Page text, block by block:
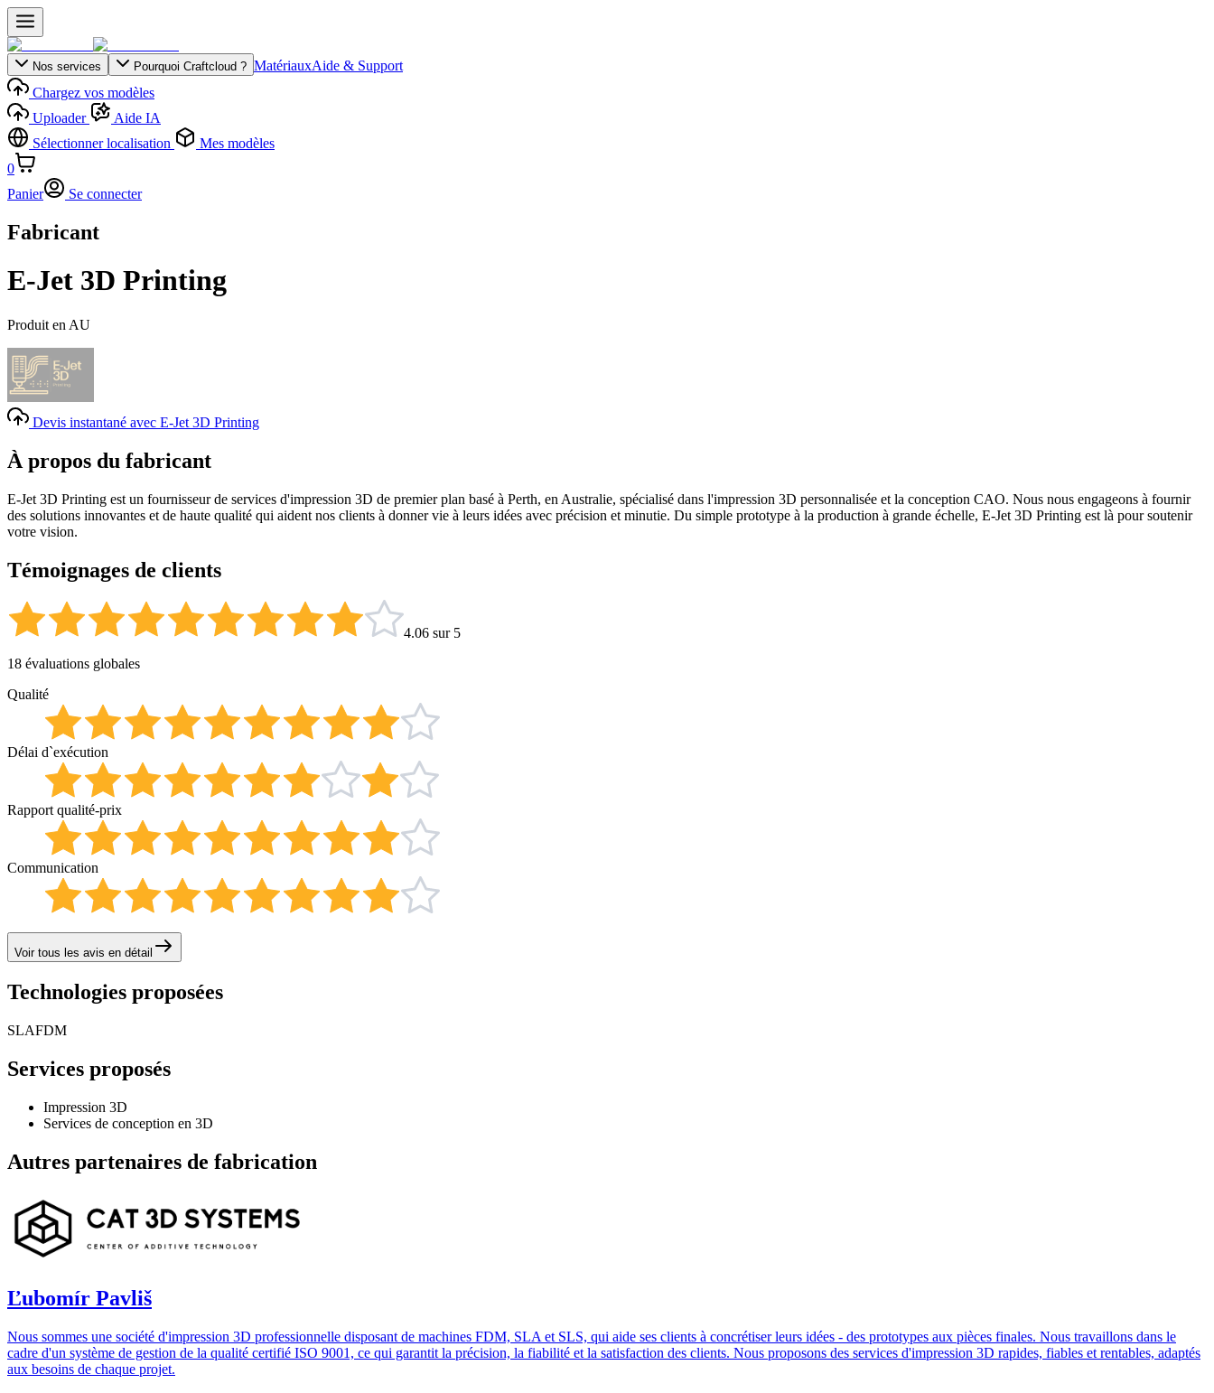
Nos services Pourquoi Craftcloud ? MatériauxAide & Support
Chargez vos modèles
Uploader
Aide IA
Sélectionner localisation
Mes modèles
0
Panier
Se connecter
Fabricant
E-Jet 3D Printing
Produit en AU
Devis instantané avec E-Jet 3D Printing
À propos du fabricant
E-Jet 3D Printing est un fournisseur de services d'impression 3D de premier plan basé à Perth, en Australie, spécialisé dans l'impression 3D personnalisée et la conception CAO. Nous nous engageons à fournir
des solutions innovantes et de haute qualité qui aident nos clients à donner vie à leurs idées avec précision et minutie. Du simple prototype à la production à grande échelle, E-Jet 3D Printing est là pour soutenir
votre vision.
Témoignages de clients
4.06 sur 5
18 évaluations globales
Qualité
Délai d`exécution
Rapport qualité-prix
Communication
Voir tous les avis en détail
Technologies proposées
SLAFDM
Services proposés
Impression 3D
Services de conception en 3D
Autres partenaires de fabrication
Ľubomír Pavliš
Nous sommes une société d'impression 3D professionnelle disposant de machines FDM, SLA et SLS, qui aide ses clients à concrétiser leurs idées - des prototypes aux pièces finales. Nous travaillons dans le
cadre d'un système de gestion de la qualité certifié ISO 9001, ce qui garantit la précision, la fiabilité et la satisfaction des clients. Nous proposons des services d'impression 3D rapides, fiables et rentables, adaptés
aux besoins de chaque projet.